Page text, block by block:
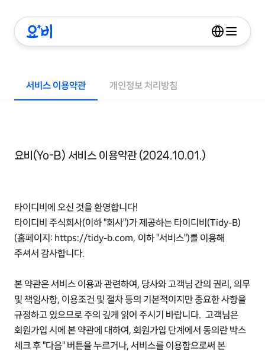
서비스 이용약관 개인정보 처리방침
요비(Yo-B) 서비스 이용약관 (2024.10.01.)
타이디비에 오신 것을 환영합니다!
타이디비 주식회사(이하 "회사")가 제공하는 타이디비(Tidy-B)
(홈페이지: https://tidy-b.com, 이하 "서비스")를 이용해
주셔서 감사합니다.
본 약관은 서비스 이용과 관련하여, 당사와 고객님 간의 권리, 의무
및 책임사항, 이용조건 및 절차 등의 기본적이지만 중요한 사항을
규정하고 있으므로 주의 깊게 읽어 주시기 바랍니다. 고객님은
회원가입 시에 본 약관에 대하여, 회원가입 단계에서 동의란 박스
체크 후 "다음" 버튼을 누르거나, 서비스를 이용함으로써 본